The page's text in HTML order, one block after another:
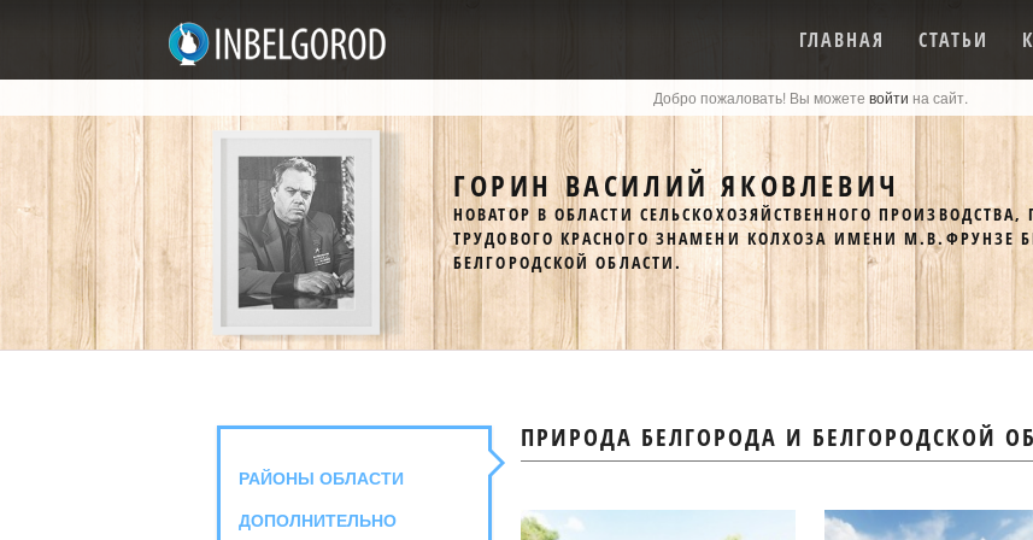
ГЛАВНАЯ СТАТЬИ
Добро пожаловать! Вы можете войти на сайт.
ГОРИН ВАСИЛИЙ ЯКОВЛЕВИЧ
НОВАТОР В ОБЛАСТИ СЕЛЬСКОХОЗЯЙСТВЕННОГО ПРОИЗВОДСТВА,
ТРУДОВОГО КРАСНОГО ЗНАМЕНИ КОЛХОЗА ИМЕНИ М.В.ФРУНЗЕ
БЕЛГОРОДСКОЙ ОБЛАСТИ.
РАЙОНЫ ОБЛАСТИ
ДОПОЛНИТЕЛЬНО
ПРИРОДА БЕЛГОРОДА И БЕЛГОРОДСКОЙ